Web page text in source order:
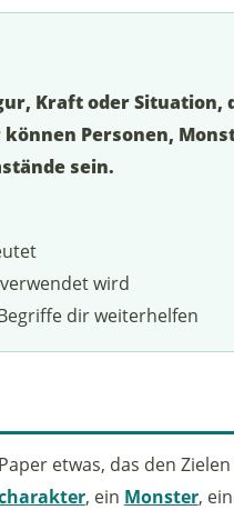
Kraft oder
können Personen,
sein.
wird
dir weiterhelfen
etwas, das den
, ein Monster,